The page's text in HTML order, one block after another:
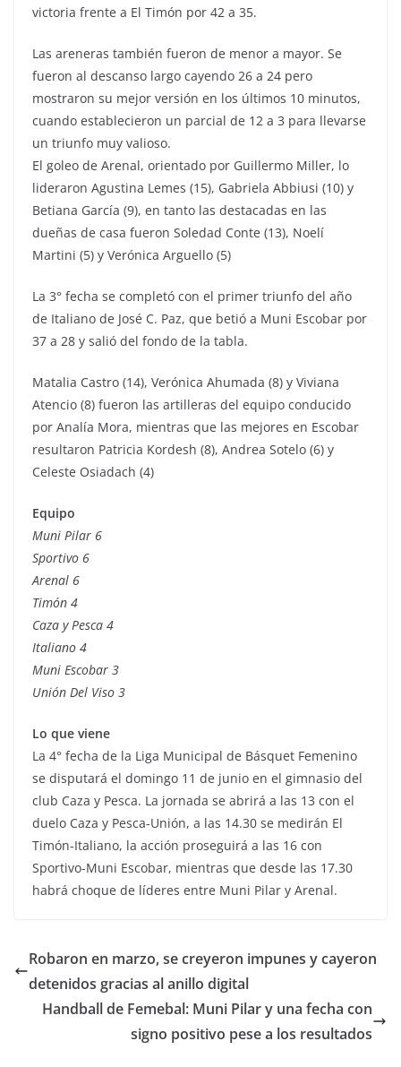
victoria frente a El Timón por 42 a 35.
Las areneras también fueron de menor a mayor. Se
fueron al descanso largo cayendo 26 a 24 pero
mostraron su mejor versión en los últimos 10 minutos,
cuando establecieron un parcial de 12 a 3 para llevarse
un triunfo muy valioso.
El goleo de Arenal, orientado por Guillermo Miller, lo
lideraron Agustina Lemes (15), Gabriela Abbiusi (10) y
Betiana García (9), en tanto las destacadas en las
dueñas de casa fueron Soledad Conte (13), Noelí
Martini (5) y Verónica Arguello (5)
La 3° fecha se completó con el primer triunfo del año
de Italiano de José C. Paz, que betió a Muni Escobar por
37 a 28 y salió del fondo de la tabla.
Matalia Castro (14), Verónica Ahumada (8) y Viviana
Atencio (8) fueron las artilleras del equipo conducido
por Analía Mora, mientras que las mejores en Escobar
resultaron Patricia Kordesh (8), Andrea Sotelo (6) y
Celeste Osiadach (4)
Equipo
Muni Pilar 6
Sportivo 6
Arenal 6
Timón 4
Caza y Pesca 4
Italiano 4
Muni Escobar 3
Unión Del Viso 3
Lo que viene
La 4° fecha de la Liga Municipal de Básquet Femenino
se disputará el domingo 11 de junio en el gimnasio del
club Caza y Pesca. La jornada se abrirá a las 13 con el
duelo Caza y Pesca-Unión, a las 14.30 se medirán El
Timón-Italiano, la acción proseguirá a las 16 con
Sportivo-Muni Escobar, mientras que desde las 17.30
habrá choque de líderes entre Muni Pilar y Arenal.
Robaron en marzo, se creyeron impunes y cayeron
detenidos gracias al anillo digital
Handball de Femebal: Muni Pilar y una fecha con
signo positivo pese a los resultados